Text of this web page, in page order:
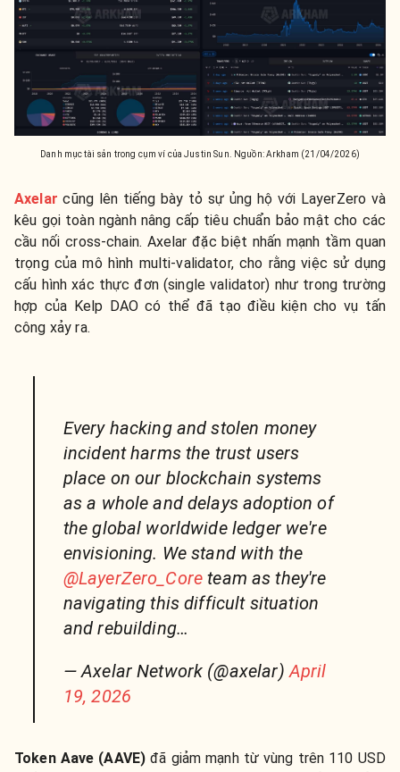
Danh mục tài sản trong cụm ví của Justin Sun. Nguồn: Arkham (21/04/2026)
Axelar cũng lên tiếng bày tỏ sự ủng hộ với LayerZero và
kêu gọi toàn ngành nâng cấp tiêu chuẩn bảo mật cho các
cầu nối cross-chain. Axelar đặc biệt nhấn mạnh tầm quan
trọng của mô hình multi-validator, cho rằng việc sử dụng
cấu hình xác thực đơn (single validator) như trong trường
hợp của Kelp DAO có thể đã tạo điều kiện cho vụ tấn
công xảy ra.
Every hacking and stolen money
incident harms the trust users
place on our blockchain systems
as a whole and delays adoption of
the global worldwide ledger we're
envisioning. We stand with the
@LayerZero_Core team as they're
navigating this difficult situation
and rebuilding…
— Axelar Network (@axelar)April
19, 2026
Token Aave (AAVE)đã giảm mạnh từ vùng trên 110 USD